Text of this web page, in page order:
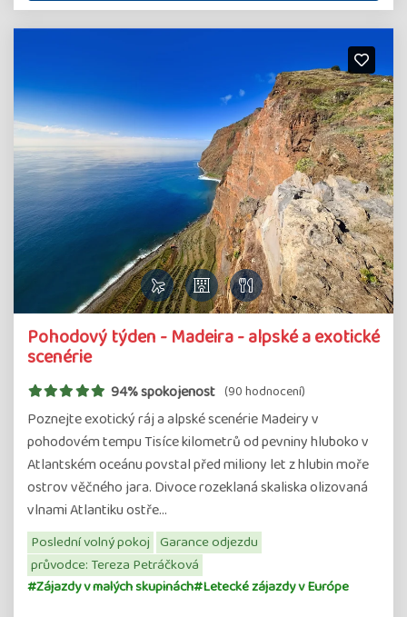
Pohodový týden - Madeira - alpské a exotické
scenérie
94% spokojenost (90 hodnocení)
Poznejte exotický ráj a alpské scenérie Madeiry v
pohodovém tempu Tisíce kilometrů od pevniny hluboko v
Atlantském oceánu povstal před miliony let z hlubin moře
ostrov věčného jara. Divoce rozeklaná skaliska olizovaná
vlnami Atlantiku ostře…
Poslední volný pokoj Garance odjezdu
průvodce: Tereza Petráčková
#Zájazdy v malých skupinách#Letecké zájazdy v Európe